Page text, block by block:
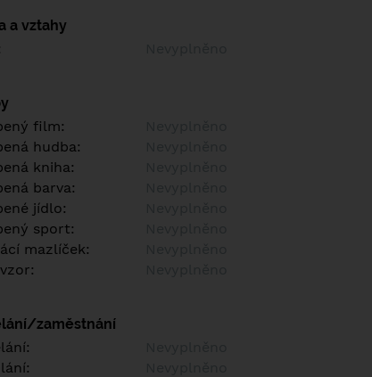
a vztahy
film:
hudba:
kniha:
barva:
jídlo:
sport:
mazlíček:
zaměstnání